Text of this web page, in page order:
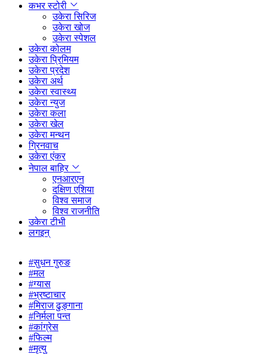
कभर स्टोरी
उकेरा सिरिज
उकेरा खोज
उकेरा स्पेशल
उकेरा कोलम
उकेरा प्रिमियम
उकेरा प्रदेश
उकेरा अर्थ
उकेरा स्वास्थ्य
उकेरा न्युज
उकेरा कला
उकेरा खेल
उकेरा मन्थन
ग्रिनवाच
उकेरा एंकर
नेपाल बाहिर
एनआरएन
दक्षिण एशिया
विश्व समाज
विश्व राजनीति
उकेरा टीभी
लगइन्
#सुधन गुरुङ
#मल
#ग्यास
#भ्रष्टाचार
#मिराज ढुङ्गाना
#निर्मला पन्त
#कांग्रेस
#फिल्म
#मृत्यु